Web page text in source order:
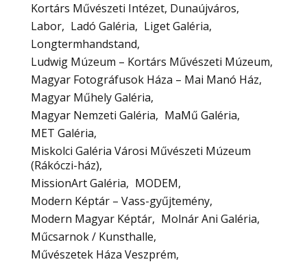
Kortárs Művészeti Intézet, Dunaújváros
Labor
Ladó Galéria
Liget Galéria
Longtermhandstand
Ludwig Múzeum – Kortárs Művészeti Múzeum
Magyar Fotográfusok Háza – Mai Manó Ház
Magyar Műhely Galéria
Magyar Nemzeti Galéria
MaMű Galéria
MET Galéria
Miskolci Galéria Városi Művészeti Múzeum
(Rákóczi-ház)
MissionArt Galéria
MODEM
Modern Képtár – Vass-gyűjtemény
Modern Magyar Képtár
Molnár Ani Galéria
Műcsarnok / Kunsthalle
Művészetek Háza Veszprém